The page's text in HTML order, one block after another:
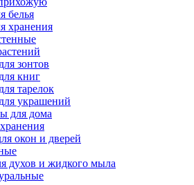
белья
хранения
зонтов
книг
тарелок
украшений
для дома
окон и дверей
духов и жидкого мыла